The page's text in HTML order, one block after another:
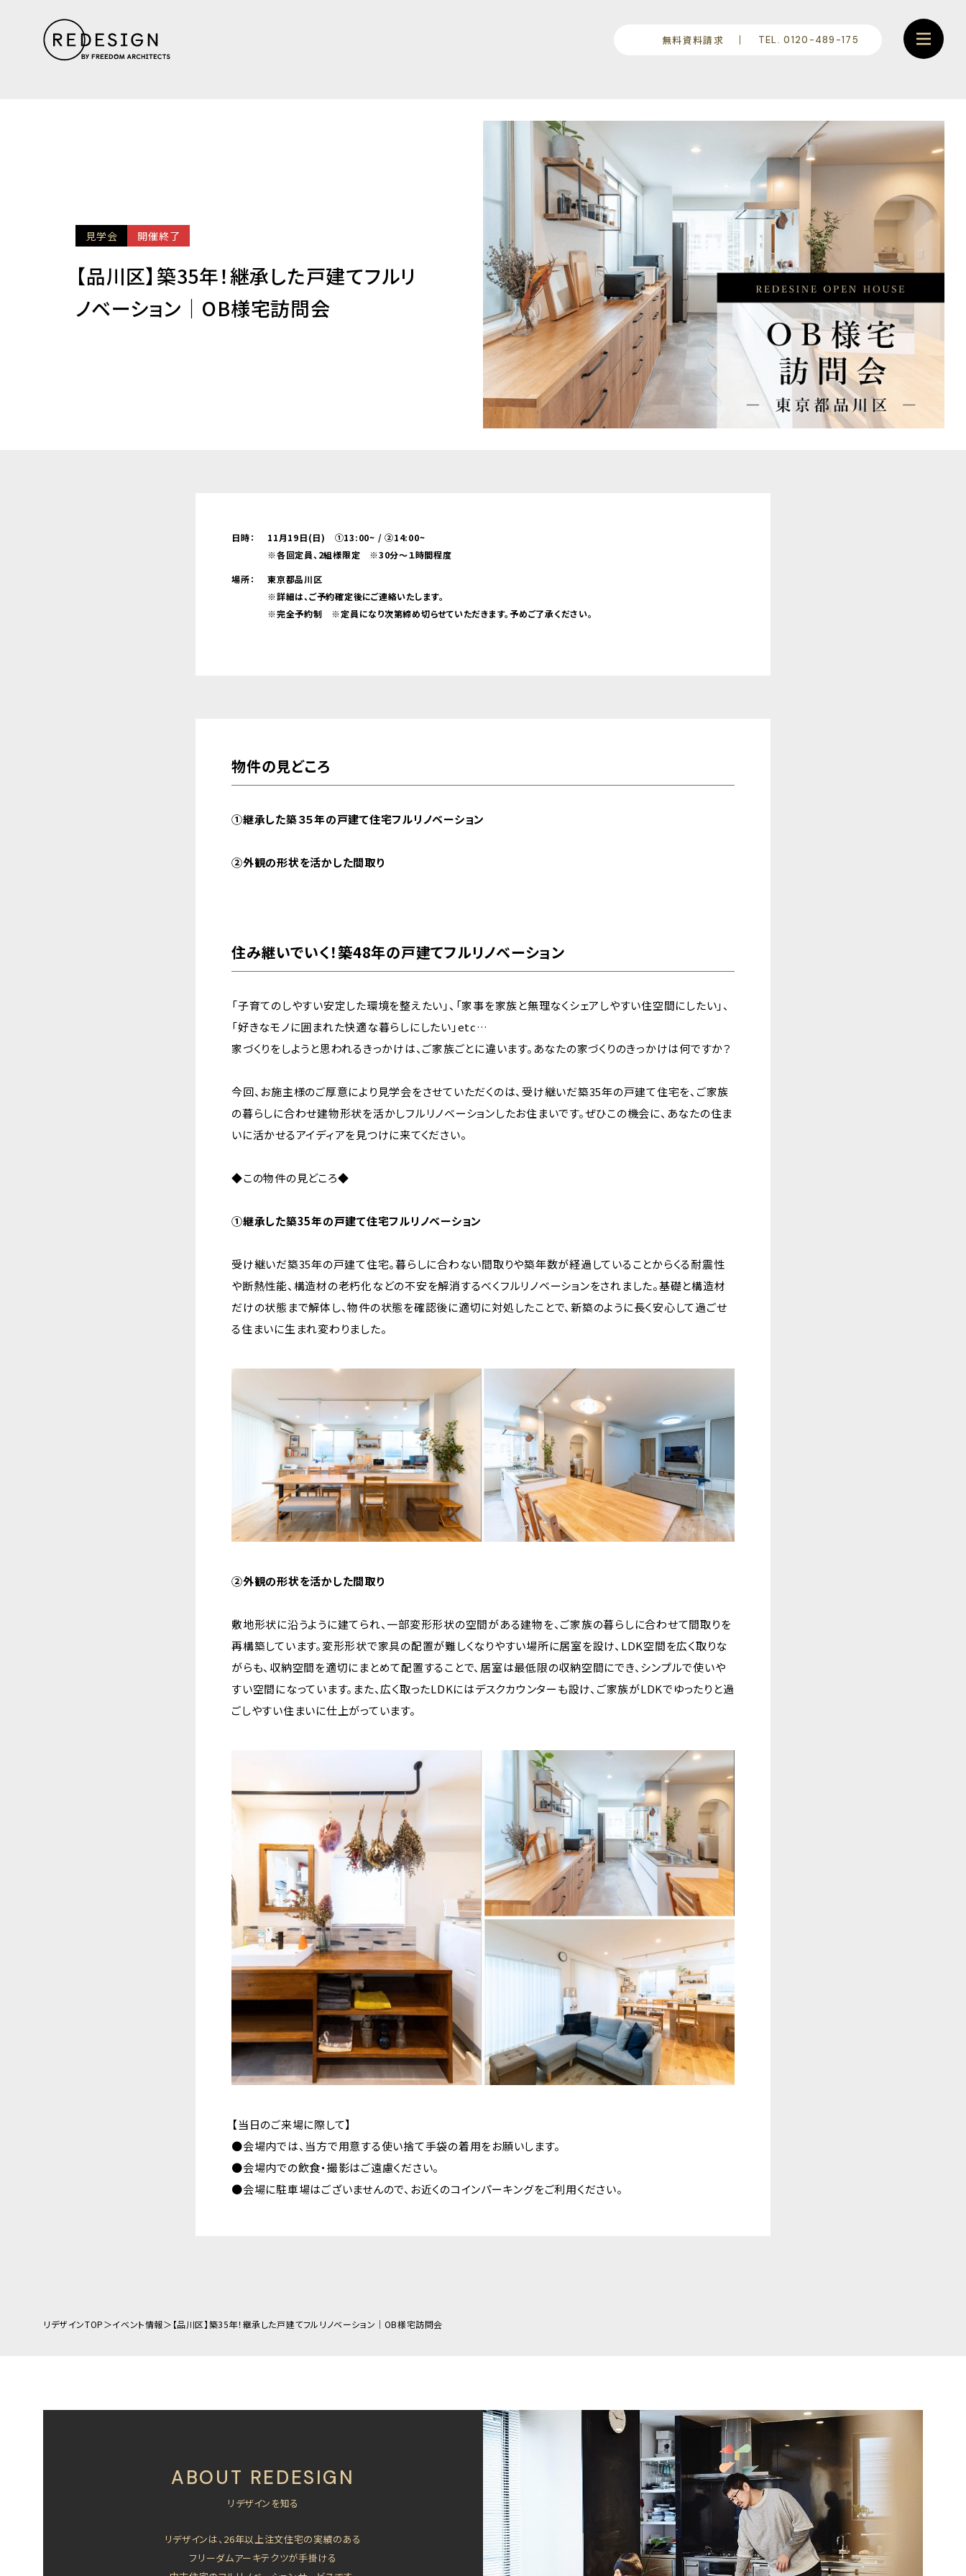
無料資料請求 TEL. 0120-489-175
見学会 開催終了
【品川区】築35年！継承した戸建てフルリ
ノベーション｜OB様宅訪問会
日時：
11月19日(日) ①13:00~ / ②14:00~
※各回定員、2組様限定 ※30分～１時間程度
場所：
東京都品川区
※詳細は、ご予約確定後にご連絡いたします。
※完全予約制 ※定員になり次第締め切らせていただきます。予めご了承ください。
物件の見どころ
①継承した築３５年の戸建て住宅フルリノベーション
②外観の形状を活かした間取り
住み継いでいく！築48年の戸建てフルリノベーション
「子育てのしやすい安定した環境を整えたい」、「家事を家族と無理なくシェアしやすい住空間にしたい」、
「好きなモノに囲まれた快適な暮らしにしたい」etc…
家づくりをしようと思われるきっかけは、ご家族ごとに違います。あなたの家づくりのきっかけは何ですか？
今回、お施主様のご厚意により見学会をさせていただくのは、受け継いだ築35年の戸建て住宅を、ご家族
の暮らしに合わせ建物形状を活かしフルリノベーションしたお住まいです。ぜひこの機会に、あなたの住ま
いに活かせるアイディアを見つけに来てください。
◆この物件の見どころ◆
①継承した築35年の戸建て住宅フルリノベーション
受け継いだ築35年の戸建て住宅。暮らしに合わない間取りや築年数が経過していることからくる耐震性
や断熱性能、構造材の老朽化などの不安を解消するべくフルリノベーションをされました。基礎と構造材
だけの状態まで解体し、物件の状態を確認後に適切に対処したことで、新築のように長く安心して過ごせ
る住まいに生まれ変わりました。
②外観の形状を活かした間取り
敷地形状に沿うように建てられ、一部変形形状の空間がある建物を、ご家族の暮らしに合わせて間取りを
再構築しています。変形形状で家具の配置が難しくなりやすい場所に居室を設け、LDK空間を広く取りな
がらも、収納空間を適切にまとめて配置することで、居室は最低限の収納空間にでき、シンプルで使いや
すい空間になっています。また、広く取ったLDKにはデスクカウンターも設け、ご家族がLDKでゆったりと過
ごしやすい住まいに仕上がっています。
【当日のご来場に際して】
●会場内では、当方で用意する使い捨て手袋の着用をお願いします。
●会場内での飲食・撮影はご遠慮ください。
●会場に駐車場はございませんので、お近くのコインパーキングをご利用ください。
リデザインTOP イベント情報 【品川区】築35年！継承した戸建てフルリノベーション｜OB様宅訪問会
ABOUT REDESIGN
リデザインを知る
リデザインは、26年以上注文住宅の実績のある
フリーダムアーキテクツが手掛ける